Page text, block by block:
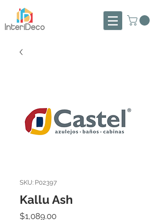
SKU: P02397
Kallu Ash
$1,089.00Precio